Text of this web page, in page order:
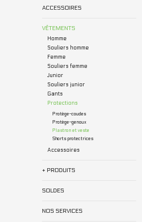
ACCESSOIRES
VÊTEMENTS
Homme
Souliers homme
Femme
Souliers femme
Junior
Souliers junior
Gants
Protections
Protège-coudes
Protège-genoux
Plastron et veste
Shorts protectrices
Accessoires
+ PRODUITS
SOLDES
NOS SERVICES